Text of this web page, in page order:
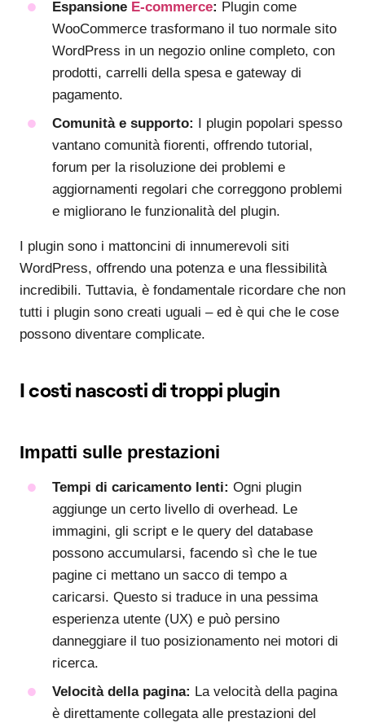
Espansione E-commerce: Plugin come
WooCommerce trasformano il tuo normale sito
WordPress in un negozio online completo, con
prodotti, carrelli della spesa e gateway di
pagamento.
Comunità e supporto: I plugin popolari spesso
vantano comunità fiorenti, offrendo tutorial,
forum per la risoluzione dei problemi e
aggiornamenti regolari che correggono problemi
e migliorano le funzionalità del plugin.
I plugin sono i mattoncini di innumerevoli siti
WordPress, offrendo una potenza e una flessibilità
incredibili. Tuttavia, è fondamentale ricordare che non
tutti i plugin sono creati uguali – ed è qui che le cose
possono diventare complicate.
I costi nascosti di troppi plugin
Impatti sulle prestazioni
Tempi di caricamento lenti: Ogni plugin
aggiunge un certo livello di overhead. Le
immagini, gli script e le query del database
possono accumularsi, facendo sì che le tue
pagine ci mettano un sacco di tempo a
caricarsi. Questo si traduce in una pessima
esperienza utente (UX) e può persino
danneggiare il tuo posizionamento nei motori di
ricerca.
Velocità della pagina: La velocità della pagina
è direttamente collegata alle prestazioni del